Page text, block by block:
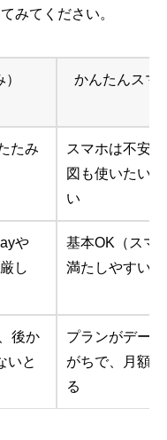
みてください。
かんたんスマ
たみ
スマホは不安
図も使いたい
い
や
し
基本OK（スマ
満たしやすい）
後か
いと
プランがデー
がちで、月額
る